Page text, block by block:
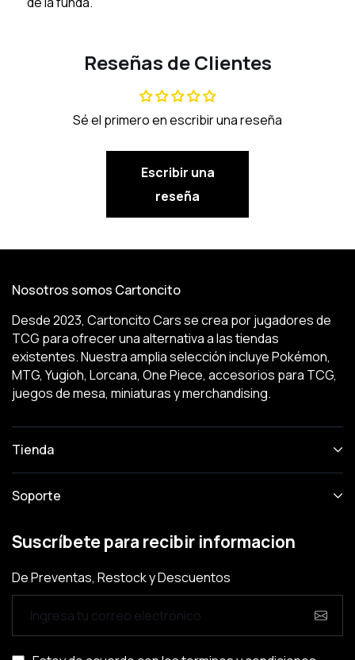
Reseñas de Clientes
Sé el primero en escribir una reseña
Escribir una
reseña
Nosotros somos Cartoncito
Desde 2023, Cartoncito Cars se crea por jugadores de
TCG para ofrecer una alternativa a las tiendas
existentes. Nuestra amplia selección incluye Pokémon,
MTG, Yugioh, Lorcana, One Piece, accesorios para TCG,
juegos de mesa, miniaturas y merchandising.
Tienda
Soporte
Suscríbete para recibir informacion
De Preventas, Restock y Descuentos